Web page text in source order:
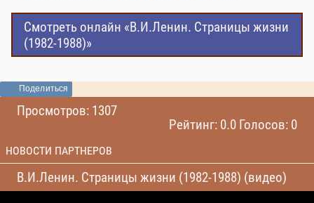
Смотреть онлайн «В.И.Ленин. Страницы жизни
(1982-1988)»
Поделиться
Просмотров: 1307
Рейтинг: 0.0 Голосов: 0
НОВОСТИ ПАРТНЕРОВ
В.И.Ленин. Страницы жизни (1982-1988) (видео)